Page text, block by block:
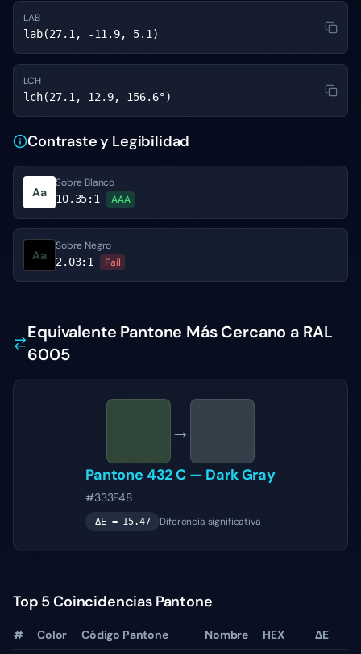
LAB
lab(27.1, -11.9, 5.1)
LCH
lch(27.1, 12.9, 156.6°)
Contraste y Legibilidad
Aa
Sobre Blanco
10.35:1 AAA
Aa
Sobre Negro
2.03:1 Fail
Equivalente Pantone Más Cercano a RAL
6005
→
Pantone 432 C— Dark Gray
#333F48
ΔE = 15.47 Diferencia significativa
Top 5 Coincidencias Pantone
# Color Código Pantone Nombre HEX ΔE